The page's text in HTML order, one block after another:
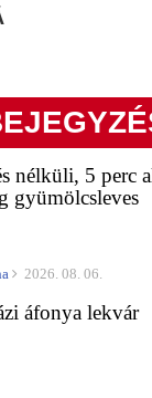
nélküli, 5 perc
gyümölcsleves
2026. 08. 06.
áfonya lekvár